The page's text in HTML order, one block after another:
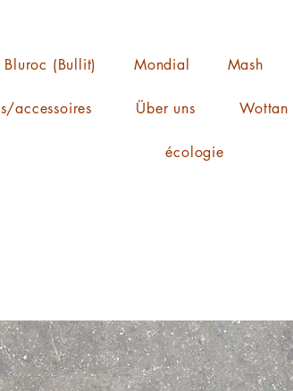
Bluroc (Bullit) Mondial Mash
accessoires Über uns Wottan
écologie